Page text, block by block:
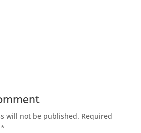
will not be published. Required
*